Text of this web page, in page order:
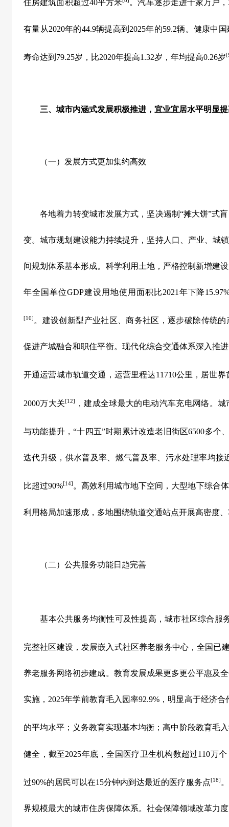
住房建筑面积超过40平方米 。汽车逐步走进千家万户
有量从2020年的44.9辆提高到 2025年的59.2辆。健康中
寿命达到 79.25岁，比2020年提高1.32岁，年均提高0.26岁
三、城市内涵式发展积极推进，宜业宜居水平明显提
（一）发展方式更加集约高效
各地着力转变城市发展方式，坚决遏制 “摊大饼”式
变。城市规划建设能力持续提升，坚持人口、产业、城
间规划体系基本形成。科学利用土地，严格控制新增建
年全国单位GDP建设用地使用面积比2021 年下降
[10] 。建设创新型产业社区、商务社区，逐步破除传统
促进产城融合和职住平衡。现代化综合交通体系深入推
开通运营城市轨道交通，运营里程达11710公里，居世界
2000万大关[12] ，建成全球最大的电动汽车充电网络。
与功能提升，“十四五”时期累计改造老旧街区6500多个
迭代升级，供水普及率、燃气普及率、污水处理率均接
比超过90%[14] 。高效利用城市地下空间，大型地下综合
利用格局加速形成，多地围绕轨道交通站点开展高密度
（二）公共服务功能日趋完善
基本公共服务均衡性可及性提高，城市社区综合服
完整社区建设，发展嵌入式社区养老服务中心，全国已
养老服务网络初步建成。教育发展成果更多更公平惠及
实施， 2025年学前教育毛入园率92.9% ，明显高于经济
的平均水平；义务教育实现基本均衡；高中阶段教育毛
健全，截至2025年底，全国医疗卫生机构数超过110万个
过90%的居民可以在15分钟内到达最近的医疗服务点[18]
界规模最大的城市住房保障体系。社会保障领域改革力